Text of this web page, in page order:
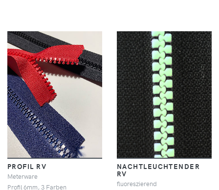
PROFIL RV
Meterware
Profil 6mm, 3 Farben
NACHTLEUCHTENDER
RV
fluoreszierend